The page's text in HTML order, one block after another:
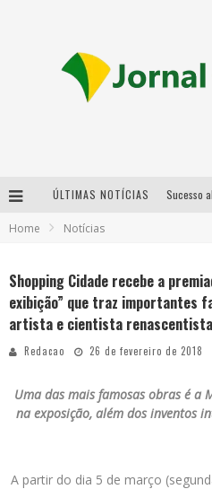
ÚLTIMAS NOTÍCIAS
Home Notícias
Shopping Cidade recebe a
exibição” que traz importantes
artista e cientista renascentista
Redacao 26 de fevereiro de 2018
Uma das mais famosas obras é a
na exposição, além dos inventos
A partir do dia 5 de março